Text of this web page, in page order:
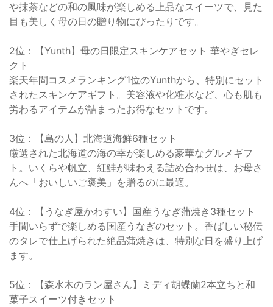
や抹茶などの和の風味が楽しめる上品なスイーツで、見た
目も美しく母の日の贈り物にぴったりです。
2位：【Yunth】母の日限定スキンケアセット 華やぎセレ
クト
楽天年間コスメランキング1位のYunthから、特別にセット
されたスキンケアギフト。美容液や化粧水など、心も肌も
労わるアイテムが詰まったお得なセットです。
3位：【島の人】北海道海鮮6種セット
厳選された北海道の海の幸が楽しめる豪華なグルメギフ
ト。いくらや帆立、紅鮭が味わえる詰め合わせは、お母さ
んへ「おいしいご褒美」を贈るのに最適。
4位：【うなぎ屋かわすい】国産うなぎ蒲焼き3種セット
手間いらずで楽しめる国産うなぎのセット。香ばしい秘伝
のタレで仕上げられた絶品蒲焼きは、特別な日を盛り上げ
ます。
5位：【森水木のラン屋さん】ミディ胡蝶蘭2本立ちと和
菓子スイーツ付きセット